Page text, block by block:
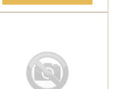
Obsahujú celý
a...